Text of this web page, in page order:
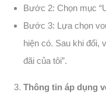
Bước 2: Chọn mục
Bước 3: Lựa chọn
hiện có. Sau khi đổi,
đãi của tôi”.
Thông tin áp dụng